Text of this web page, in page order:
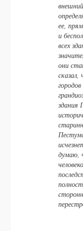
ее,
и
всех
они
здания
думаю,